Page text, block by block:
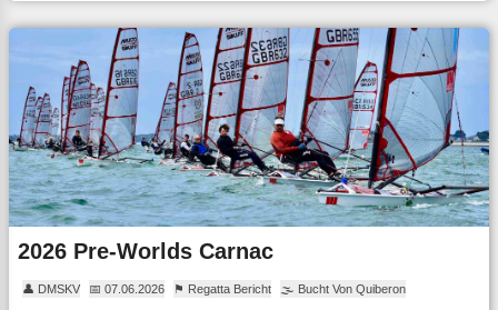
2026 Pre-Worlds Carnac
👤 DMSKV 📅 07.06.2026 ⚑ Regatta Bericht 🌫 Bucht Von Quiberon